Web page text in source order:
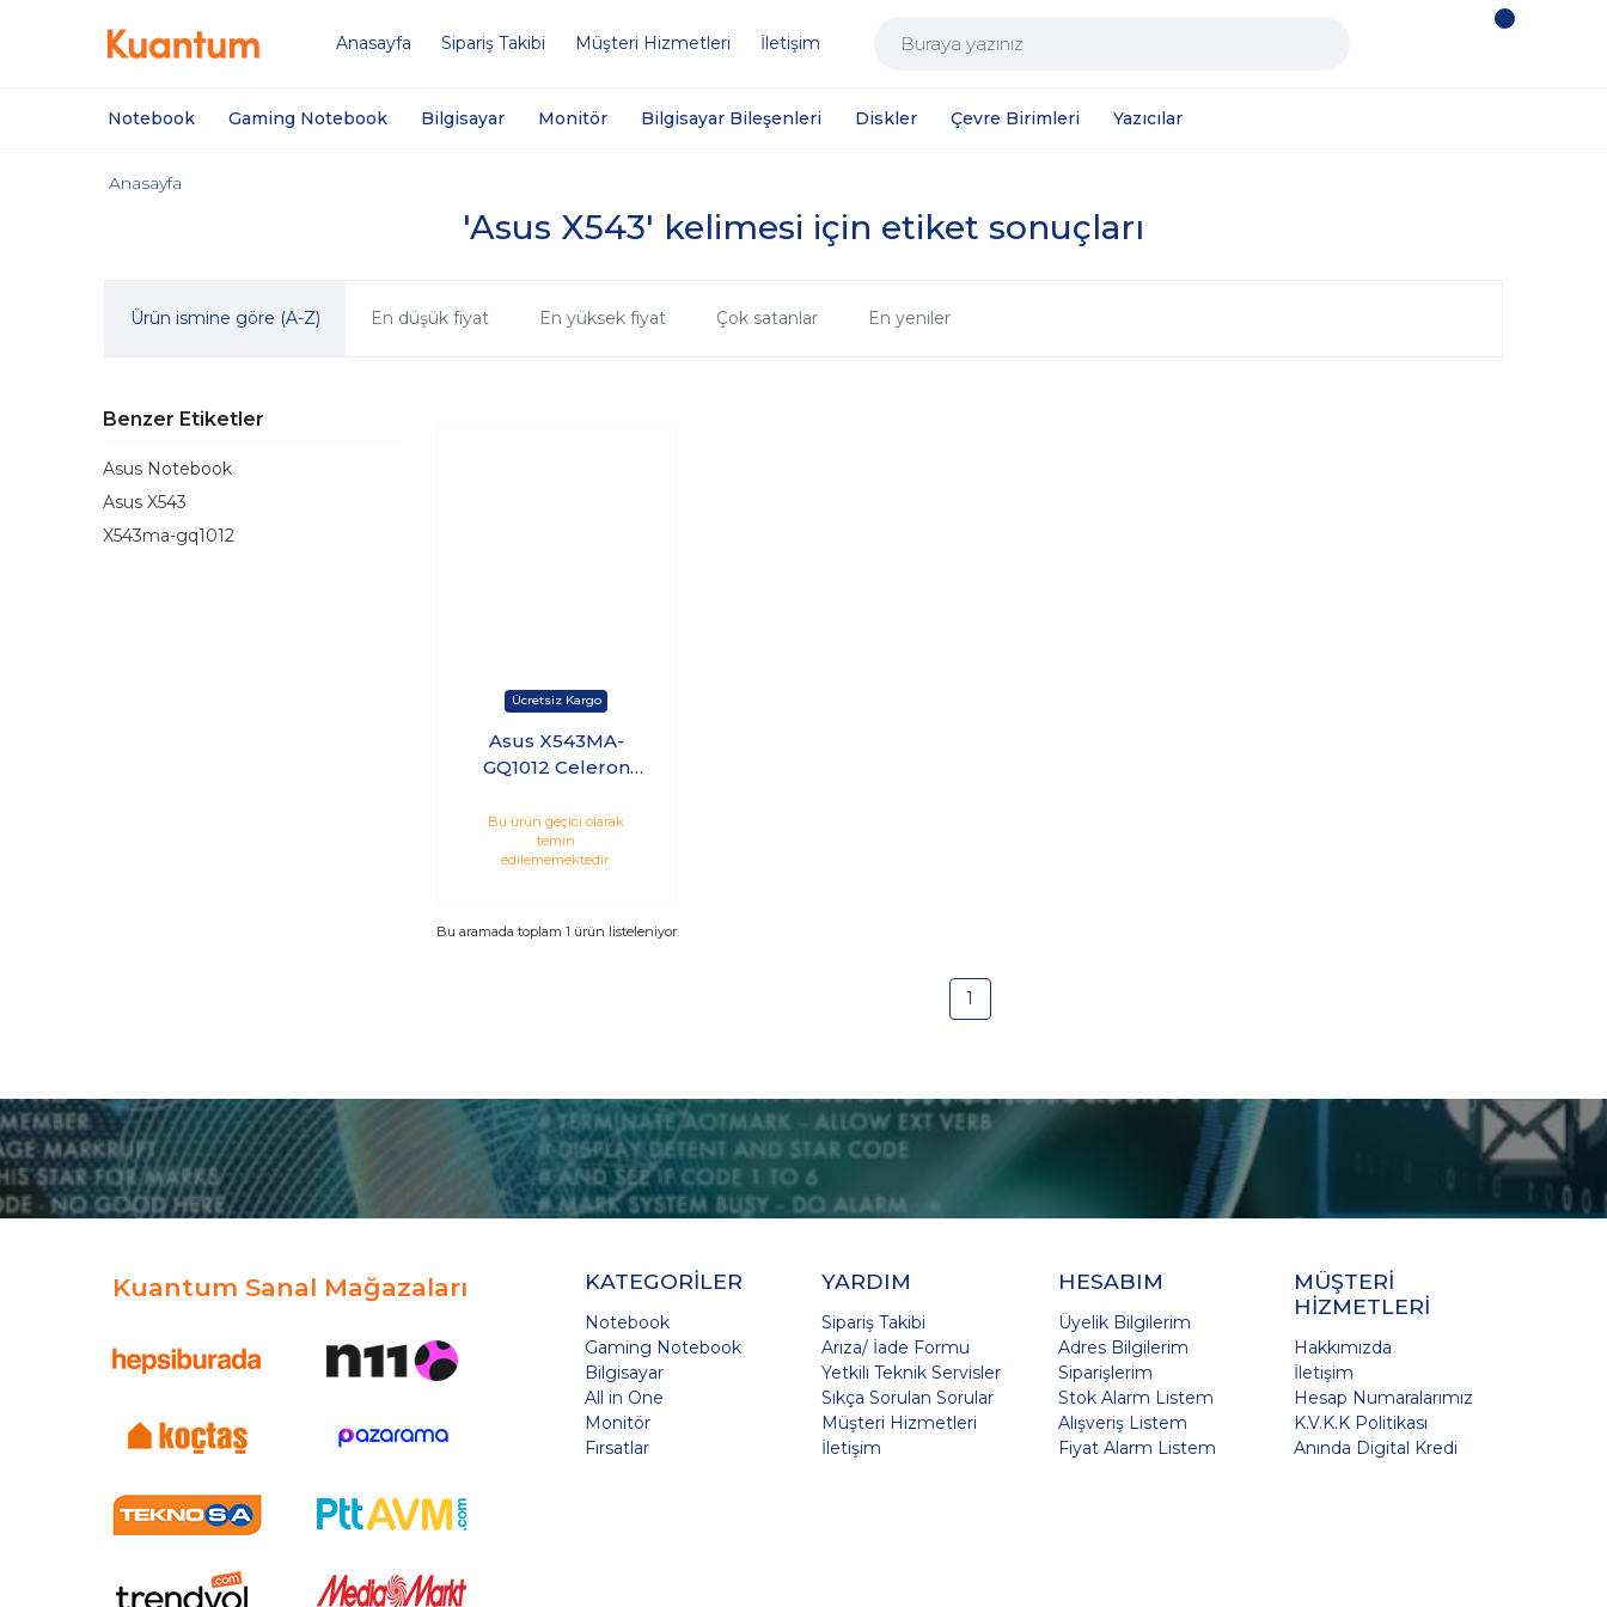
Anasayfa Sipariş Takibi Müşteri Hizmetleri İletişim
Notebook Gaming Notebook Bilgisayar Monitör Bilgisayar Bileşenleri Diskler Çevre Birimleri Yazıcılar
'Asus X543' kelimesi için etiket sonuçları
Anasayfa
Ürün ismine göre (A-Z) En düşük fiyat En yüksek fiyat Çok satanlar En yeniler
Benzer Etiketler
Asus Notebook
Asus X543
X543ma-gq1012
Asus X543MA-
GQ1012 Celeron
HDD 15.6 Freedos
Bu ürün geçici olarak
temin
edilememektedir.
Bu aramada toplam 1 ürün listeleniyor.
1
Kuantum Sanal Mağazaları KATEGORİLER
Notebook
Gaming Notebook
Bilgisayar
All in One
Monitör
Fırsatlar
YARDIM
Sipariş Takibi
Arıza/ İade Formu
Yetkili Teknik Servisler
Sıkça Sorulan Sorular
Müşteri Hizmetleri
İletişim
HESABIM
Üyelik Bilgilerim
Adres Bilgilerim
Siparişlerim
Stok Alarm Listem
Alışveriş Listem
Fiyat Alarm Listem
MÜŞTERİ
HİZMETLERİ
Hakkımızda
İletişim
Hesap Numaralarımız
K.V.K.K Politikası
Anında Digital Kredi